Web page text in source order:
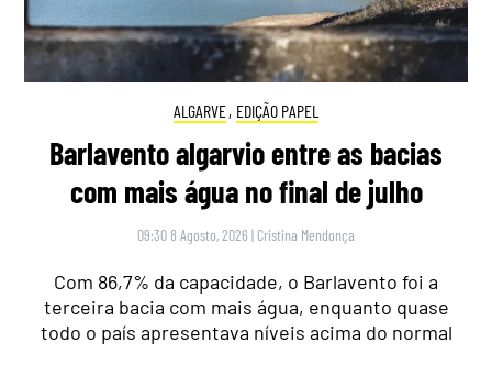
ALGARVE, EDIÇÃO PAPEL
Barlavento algarvio entre as bacias
com mais água no final de julho
09:30 8 Agosto, 2026 | Cristina Mendonça
Com 86,7% da capacidade, o Barlavento foi a
terceira bacia com mais água, enquanto quase
todo o país apresentava níveis acima do normal